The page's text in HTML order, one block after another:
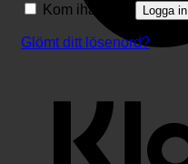
Kom ihåg mig Logga in
Glömt ditt lösenord?